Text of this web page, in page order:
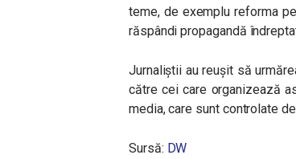
teme, de exemplu reforma
răspândi propagandă
Jurnaliștii au reușit să
către cei care organizează
media, care sunt controlate
Sursă: DW